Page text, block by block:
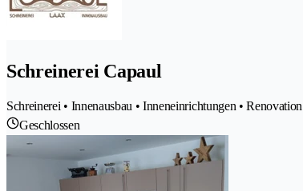
Schreinerei Capaul
Schreinerei • Innenausbau • Inneneinrichtungen •
Geschlossen